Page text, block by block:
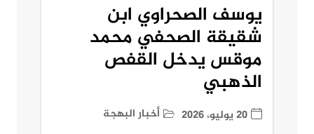
يوسف الصحراوي ابن
شقيقة الصحفي محمد
موقس يدخل القفص
الذهبي
20 يوليو، 2026 أخبار البهجة